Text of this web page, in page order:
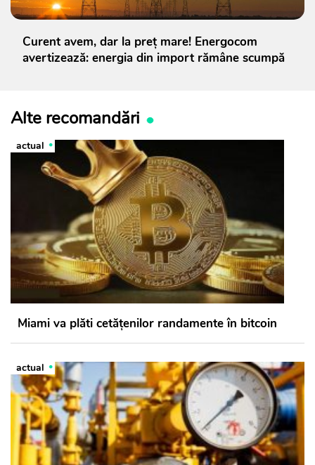
Curent avem, dar la preț mare! Energocom
avertizează: energia din import rămâne scumpă
Alte recomandări
actual
Miami va plăti cetățenilor randamente în bitcoin
actual